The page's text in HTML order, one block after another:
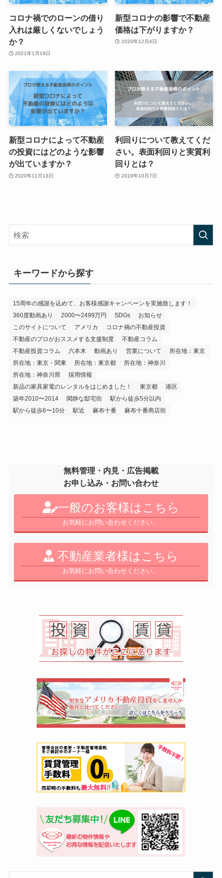
コロナ禍でのローンの借り
入れは厳しくないでしょう
か？
2021年1月19日
新型コロナの影響で不動産
価格は下がりますか？
2020年12月4日
新型コロナによって不動産
の投資にはどのような影響
が出ていますか？
2020年11月13日
利回りについて教えてくだ
さい。表面利回りと実質利
回りとは？
2019年10月7日
キーワードから探す
15周年の感謝を込めて、お客様感謝キャンペーンを実施致します！
360度動画あり
2000〜2499万円 SDGs
お知らせ
このサイトについて
アメリカ
コロナ禍の不動産投資
不動産のプロがおススメする支援制度
不動産コラム
不動産投資コラム
六本木 動画あり 営業について
所在地：東京
所在地：東京・関東
所在地：東京都
所在地：神奈川
所在地：神奈川県
採用情報
新品の家具家電のレンタルをはじめました！
東京都
港区
築年2010〜2014
閑静な邸宅街
駅から徒歩5分以内
駅から徒歩6〜10分
駅近 麻布十番 麻布十番商店街
無料管理・内見・広告掲載
お申し込み・お問い合わせ
一般のお客様はこちら
お気軽にお問い合わせください。
不動産業者様はこちら
お気軽にお問い合わせください。